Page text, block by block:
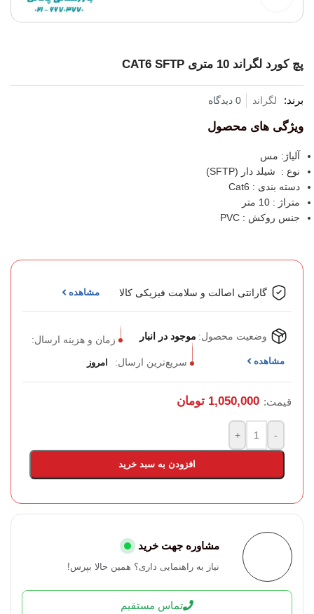
پچ کورد لگراند 10 متری CAT6 SFTP
برند: لگراند 0 دیدگاه
ویژگی های محصول
آلیاژ: مس
نوع : شیلد دار (SFTP)
دسته بندی : Cat6
متراژ : 10 متر
جنس روکش : PVC
گارانتی اصالت و سلامت فیزیکی کالا مشاهده
وضعیت محصول: موجود در انبار زمان و هزینه ارسال:
مشاهده سریع‌ترین ارسال: امروز
قیمت: 1,050,000 تومان
-
+
افزودن به سبد خرید
مشاوره جهت خرید
نیاز به راهنمایی داری؟ همین حالا بپرس!
تماس مستقیم